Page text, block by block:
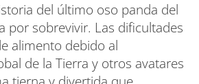
del último oso panda del
por sobrevivir. Las dificultades
alimento debido al
de la Tierra y otros avatares